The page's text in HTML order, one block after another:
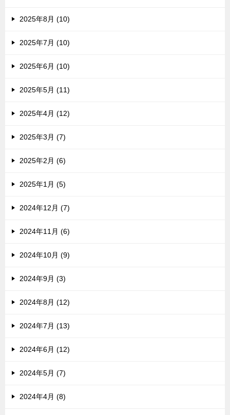
2025年8月 (10)
2025年7月 (10)
2025年6月 (10)
2025年5月 (11)
2025年4月 (12)
2025年3月 (7)
2025年2月 (6)
2025年1月 (5)
2024年12月 (7)
2024年11月 (6)
2024年10月 (9)
2024年9月 (3)
2024年8月 (12)
2024年7月 (13)
2024年6月 (12)
2024年5月 (7)
2024年4月 (8)